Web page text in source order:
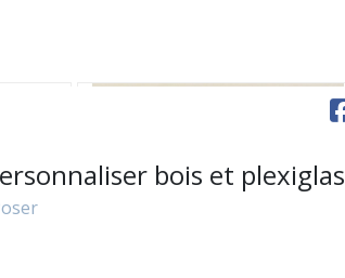
bois et plexiglas